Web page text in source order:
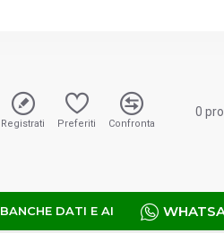
Registrati Preferiti Confronta
0
BANCHE DATI E AI